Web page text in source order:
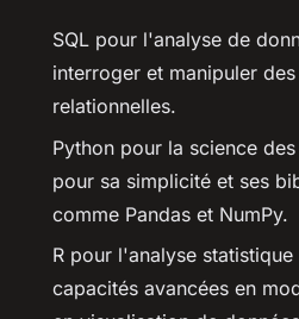
SQL pour l'analyse de
interroger et manipuler
relationnelles.
Python pour la science
pour sa simplicité et ses
comme Pandas et NumPy.
R pour l'analyse
capacités avancées en